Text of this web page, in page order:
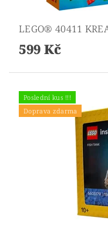
LEGO® 40411
599 Kč
Poslední kus !!!
Doprava zdarma